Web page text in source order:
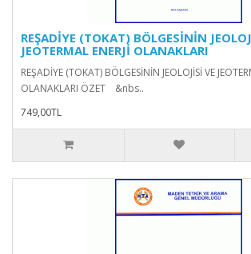
REŞADİYE (TOKAT) BÖLGESİNİN
JEOTERMAL ENERJİ OLANAKLARI
REŞADİYE (TOKAT) BÖLGESİNİN JEOLOJİSİ VE
OLANAKLARI ÖZET &nbs..
749,00TL